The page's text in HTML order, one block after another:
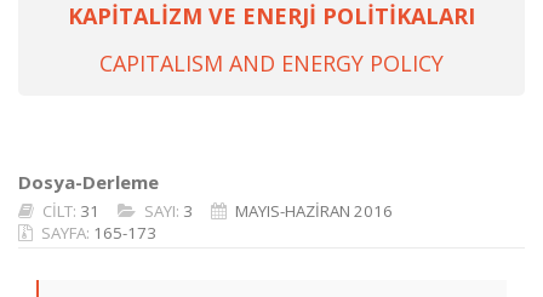
KAPİTALİZM VE ENERJİ POLİTİKALARI
CAPITALISM AND ENERGY POLICY
Dosya-Derleme
CİLT: 31 SAYI: 3
MAYIS-HAZİRAN 2016
SAYFA: 165-173